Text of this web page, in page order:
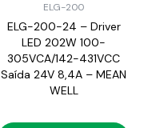
ELG-200
ELG-200-24 – Driver
LED 202W 100-
305VCA/142-431VCC
Saída 24V 8,4A – MEAN
WELL